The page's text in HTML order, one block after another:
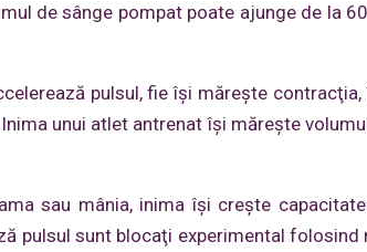
de sânge pompat poate ajunge de la
pulsul, fie îşi măreşte
unui atlet antrenat îşi măreşte
sau mânia, inima îşi creşte
pulsul sunt blocaţi experimental